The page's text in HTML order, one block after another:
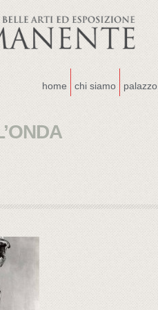
home chi siamo palazzo